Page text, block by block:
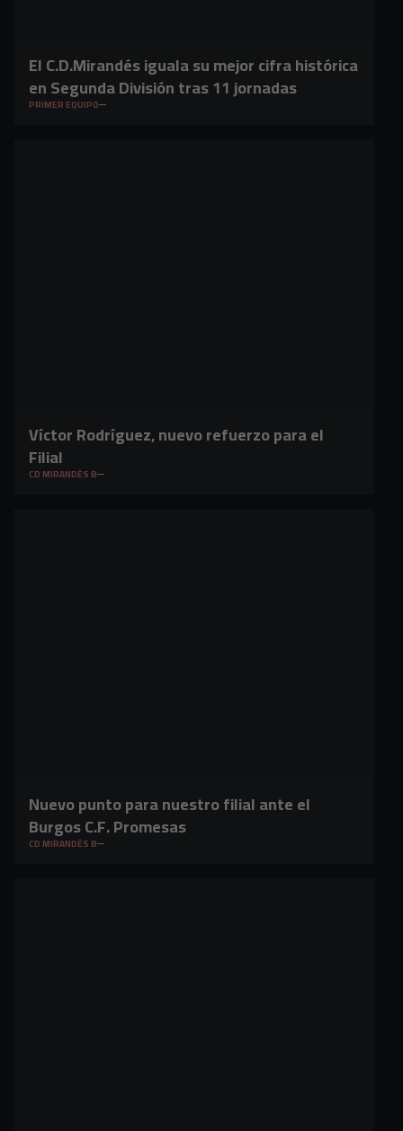
El C.D.Mirandés iguala su mejor cifra histórica
en Segunda División tras 11 jornadas
PRIMER EQUIPO
Víctor Rodríguez, nuevo refuerzo para el
Filial
CD MIRANDÉS B
Nuevo punto para nuestro filial ante el
Burgos C.F. Promesas
CD MIRANDÉS B